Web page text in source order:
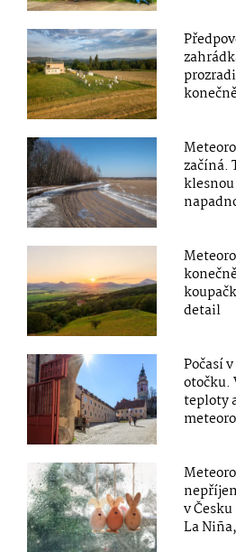
začíná.
detail
Počasí
otočku.
teploty
v
La